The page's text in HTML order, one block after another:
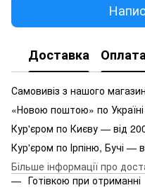
Доставка
Самовивіз з нашого
«Новою поштою» по
Кур'єром по Києву — від
Кур'єром по Ірпіню, Бучі —
Більше інформації про
Готівкою при отриманні